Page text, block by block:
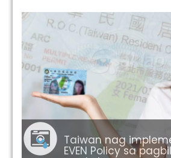
Taiwan nag
EVEN Policy sa